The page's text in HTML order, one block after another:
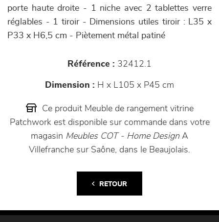
porte haute droite - 1 niche avec 2 tablettes verre
réglables - 1 tiroir - Dimensions utiles tiroir : L35 x
P33 x H6,5 cm - Piètement métal patiné
Référence : 32412.1
Dimension : H x L105 x P45 cm
Ce produit Meuble de rangement vitrine
Patchwork est disponible sur commande dans votre
magasin Meubles COT - Home DesignA
Villefranche sur Saône, dans le Beaujolais.
RETOUR